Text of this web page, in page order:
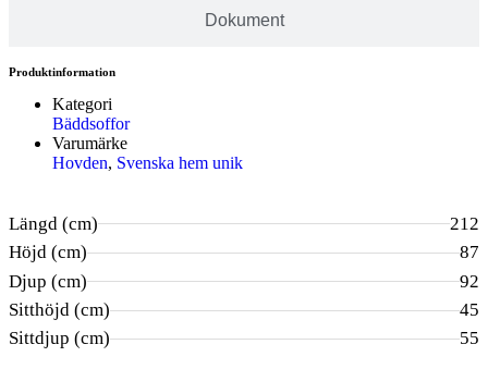
Dokument
Produktinformation
Kategori
Bäddsoffor
Varumärke
Hovden, Svenska hem unik
Längd (cm)
212
Höjd (cm)
87
Djup (cm)
92
Sitthöjd (cm)
45
Sittdjup (cm)
55